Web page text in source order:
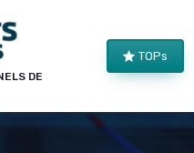
DE
TOPs
×
INSIDERS
club !
de structure, alertes